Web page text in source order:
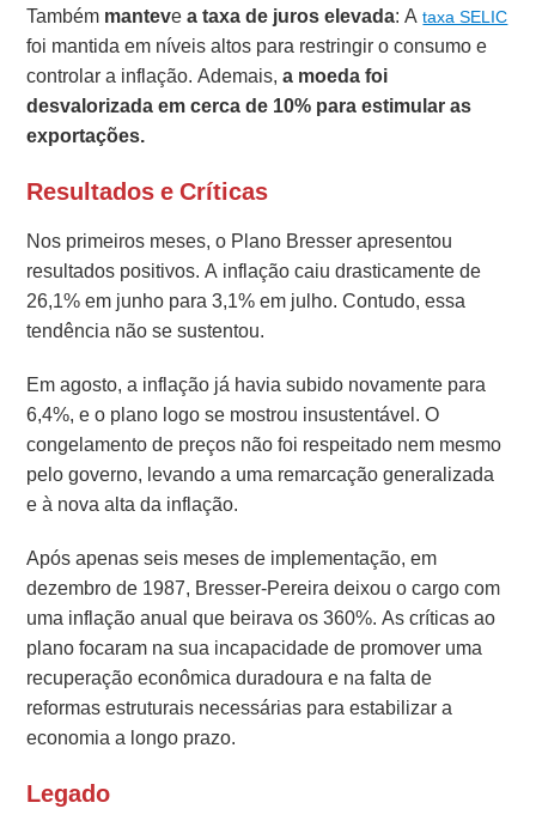
Também mantevea taxa de juros elevada: Ataxa SELIC
foi mantida em níveis altos para restringir o consumo e
controlar a inflação. Ademais,a moeda foi
desvalorizada em cerca de 10% para estimular as
exportações.
Resultados e Críticas
Nos primeiros meses, o Plano Bresser apresentou
resultados positivos. A inflação caiu drasticamente de
26,1% em junho para 3,1% em julho. Contudo, essa
tendência não se sustentou.
Em agosto, a inflação já havia subido novamente para
6,4%, e o plano logo se mostrou insustentável. O
congelamento de preços não foi respeitado nem mesmo
pelo governo, levando a uma remarcação generalizada
e à nova alta da inflação.
Após apenas seis meses de implementação, em
dezembro de 1987, Bresser-Pereira deixou o cargo com
uma inflação anual que beirava os 360%. As críticas ao
plano focaram na sua incapacidade de promover uma
recuperação econômica duradoura e na falta de
reformas estruturais necessárias para estabilizar a
economia a longo prazo.
Legado